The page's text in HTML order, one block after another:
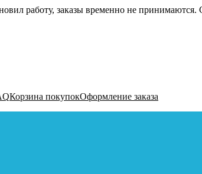
работу, заказы временно не принимаются.
Корзина покупокОформление заказа